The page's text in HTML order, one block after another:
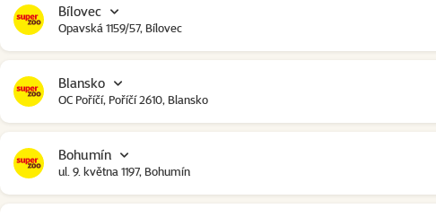
Bílovec
Opavská 1159/57, Bílovec
Blansko
OC Poříčí, Poříčí 2610, Blansko
Bohumín
ul. 9. května 1197, Bohumín